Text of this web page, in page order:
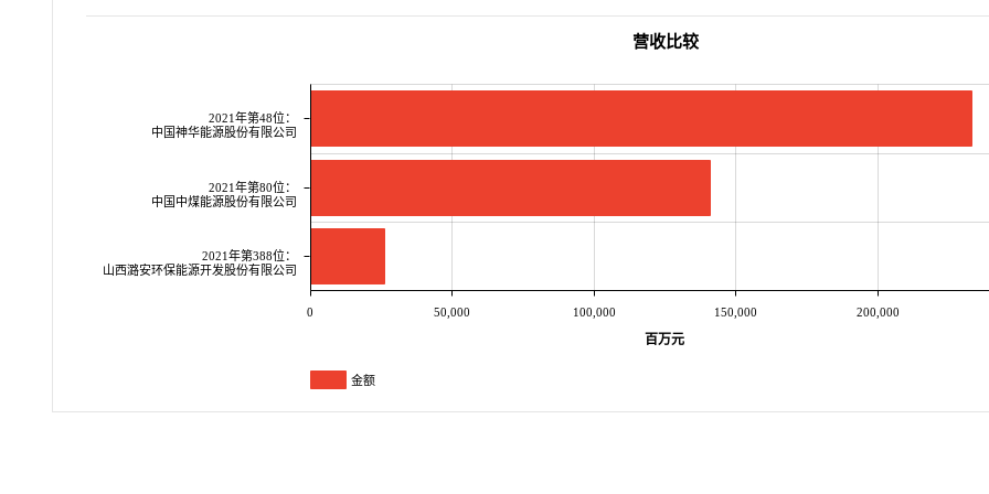
2021年第48位：
中国神华能源股份有限公司
2021年第80位：
中国中煤能源股份有限公司
2021年第388位：
山西潞安环保能源开发股份有限公司
0 50,000 100,000 150,000 200,000
百万元
营收比较
金额